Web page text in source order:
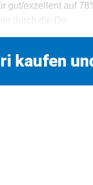
gut/exzellent auf
durch die Dü
kaufen